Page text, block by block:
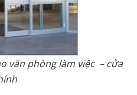
văn phòng làm việc – cửa